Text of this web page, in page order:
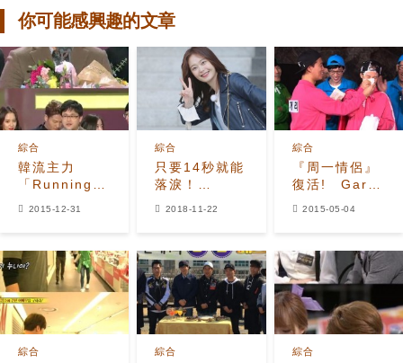
你可能感興趣的文章
韓流主力
「Running
綜合
2015-12-31
只要14秒就能
落淚！
綜合
2018-11-22
『周一情侶』
復活! Gary
綜合
2015-05-04
綜合 綜合 綜合